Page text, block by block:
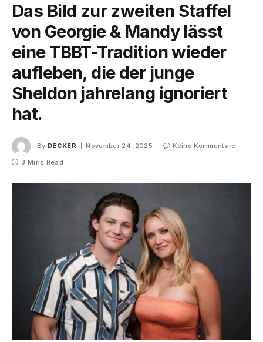
Das Bild zur zweiten Staffel
von Georgie & Mandy lässt
eine TBBT-Tradition wieder
aufleben, die der junge
Sheldon jahrelang ignoriert
hat.
By DECKER November 24, 2025
Keine Kommentare
3 Mins Read